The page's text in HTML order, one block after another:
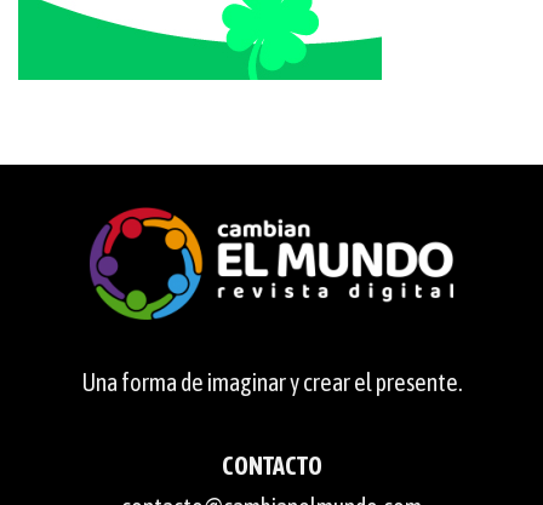
Una forma de imaginar y crear el presente.
CONTACTO